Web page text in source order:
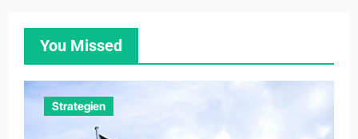
You Missed
Strategien